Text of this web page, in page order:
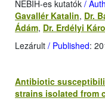
NÉBIH-es kutatók /
Gavallér Katalin, Dr.
Ádám, Dr. Erdélyi
Lezárult / Published:
Antibiotic
strains isolated from